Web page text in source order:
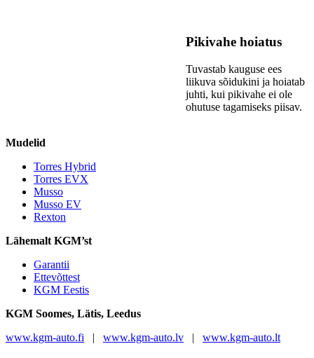
Pikivahe hoiatus
Tuvastab kauguse ees
liikuva sõidukini ja hoiatab
juhti, kui pikivahe ei ole
ohutuse tagamiseks piisav.
Mudelid
Torres Hybrid
Torres EVX
Musso
Musso EV
Rexton
Lähemalt KGM’st
Garantii
Ettevõttest
KGM Eestis
KGM Soomes, Lätis, Leedus
www.kgm-auto.fi | www.kgm-auto.lv | www.kgm-auto.lt